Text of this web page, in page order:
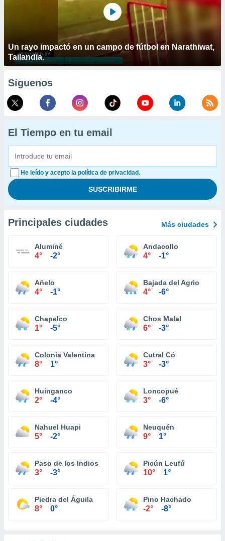
Un rayo impactó en un campo de fútbol en Narathiwat,
Tailandia.
Síguenos
El Tiempo en tu email
He leído y acepto la política de privacidad.
Principales ciudades Más ciudades
Aluminé
4° -2°
Andacollo
4° -1°
Añelo
4° -1°
Bajada del Agrio
4° -6°
Chapelco
1° -5°
Chos Malal
6° -3°
Colonia Valentina
8° 1°
Cutral Có
3° -3°
Huinganco
2° -4°
Loncopué
3° -6°
Nahuel Huapi
5° -2°
Neuquén
9° 1°
Paso de los Indios
3° -3°
Picún Leufú
10° 1°
Piedra del Águila
8° 0°
Pino Hachado
-2° -8°